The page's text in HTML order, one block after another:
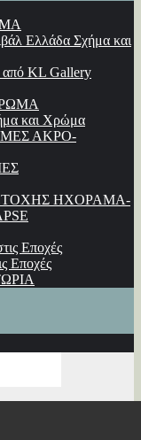
Ελλάδα Σχήμα και
από KL Gallery
και Χρώμα
ΑΚΡΟ-
ΗΧΟΡΑΜΑ-
Εποχές
Εποχές